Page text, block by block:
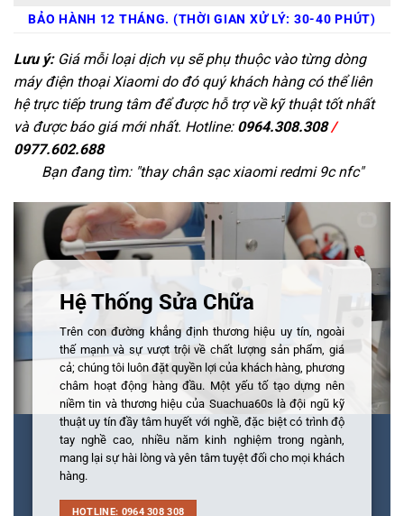
BẢO HÀNH 12 THÁNG. (THỜI GIAN XỬ LÝ: 30-40 PHÚT)
Lưu ý:Giá mỗi loại dịch vụ sẽ phụ thuộc vào từng dòng
máy điện thoại Xiaomi do đó quý khách hàng có thể liên
hệ trực tiếp trung tâm để được hỗ trợ về kỹ thuật tốt nhất
và được báo giá mới nhất. Hotline: 0964.308.308/
0977.602.688
Bạn đang tìm: "thay chân sạc xiaomi redmi 9c nfc"
Hệ Thống Sửa Chữa
Trên con đường khẳng định thương hiệu uy tín, ngoài
thế mạnh và sự vượt trội về chất lượng sản phẩm, giá
cả; chúng tôi luôn đặt quyền lợi của khách hàng, phương
châm hoạt động hàng đầu. Một yếu tố tạo dựng nên
niềm tin và thương hiệu của Suachua60s là đội ngũ kỹ
thuật uy tín đầy tâm huyết với nghề, đặc biệt có trình độ
tay nghề cao, nhiều năm kinh nghiệm trong ngành,
mang lại sự hài lòng và yên tâm tuyệt đối cho mọi khách
hàng.
HOTLINE: 0964 308 308